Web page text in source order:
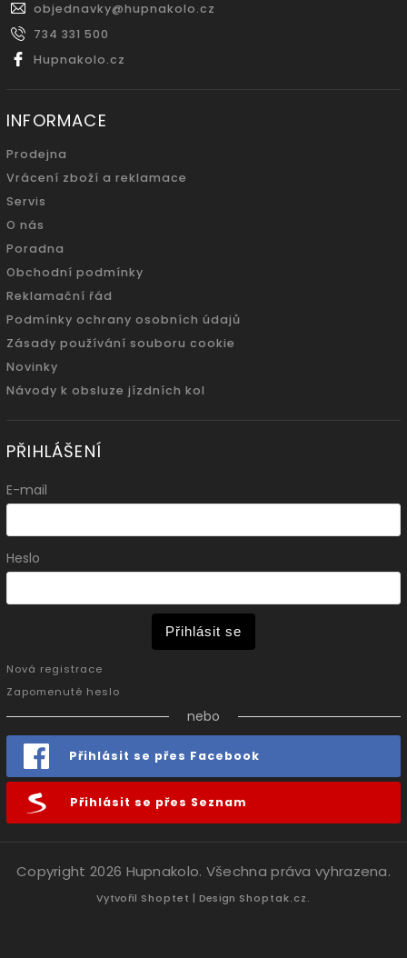
objednavky@hupnakolo.cz
734 331 500
Hupnakolo.cz
INFORMACE
Prodejna
Vrácení zboží a reklamace
Servis
O nás
Poradna
Obchodní podmínky
Reklamační řád
Podmínky ochrany osobních údajů
Zásady používání souboru cookie
Novinky
Návody k obsluze jízdních kol
PŘIHLÁŠENÍ
E-mail
Heslo
Přihlásit se
Nová registrace
Zapomenuté heslo
nebo
Přihlásit se přes Facebook
Přihlásit se přes Seznam
Copyright 2026 Hupnakolo. Všechna práva vyhrazena.
Vytvořil Shoptet | Design Shoptak.cz.